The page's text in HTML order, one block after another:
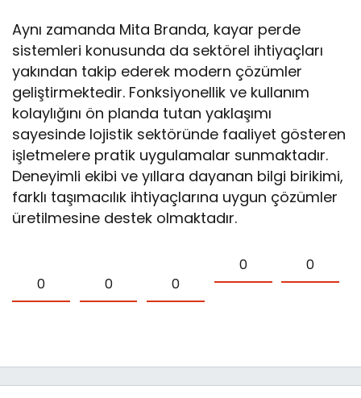
Aynı zamanda Mita Branda, kayar perde
sistemleri konusunda da sektörel ihtiyaçları
yakından takip ederek modern çözümler
geliştirmektedir. Fonksiyonellik ve kullanım
kolaylığını ön planda tutan yaklaşımı
sayesinde lojistik sektöründe faaliyet gösteren
işletmelere pratik uygulamalar sunmaktadır.
Deneyimli ekibi ve yıllara dayanan bilgi birikimi,
farklı taşımacılık ihtiyaçlarına uygun çözümler
üretilmesine destek olmaktadır.
0 0 0
0 0